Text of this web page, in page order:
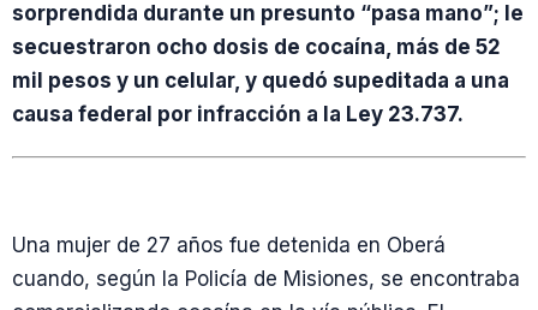
sorprendida durante un presunto “pasa mano”; le
secuestraron ocho dosis de cocaína, más de 52
mil pesos y un celular, y quedó supeditada a una
causa federal por infracción a la Ley 23.737.
Una mujer de 27 años fue detenida en Oberá
cuando, según la Policía de Misiones, se encontraba